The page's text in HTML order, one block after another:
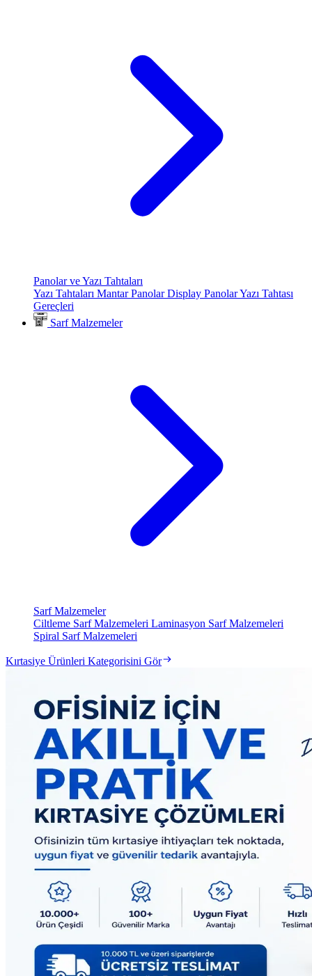
Panolar ve Yazı Tahtaları
Yazı Tahtaları Mantar PanolarDisplay PanolarYazı Tahtası
Gereçleri
Sarf Malzemeler
Sarf Malzemeler
Ciltleme Sarf Malzemeleri Laminasyon Sarf Malzemeleri
Spiral Sarf Malzemeleri
Kırtasiye Ürünleri Kategorisini Gör